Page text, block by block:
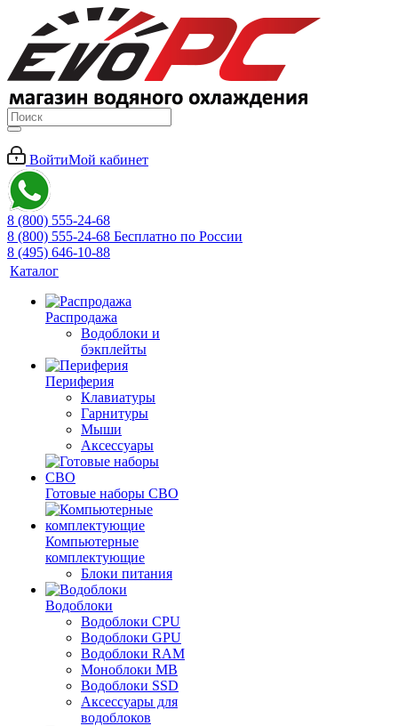
ВойтиМой кабинет
8 (800) 555-24-68
8 (800) 555-24-68 Бесплатно по России
8 (495) 646-10-88
Каталог
Распродажа
Водоблоки и
бэкплейты
Периферия
Клавиатуры
Гарнитуры
Мыши
Аксессуары
Готовые наборы СВО
Компьютерные
комплектующие
Блоки питания
Водоблоки
Водоблоки CPU
Водоблоки GPU
Водоблоки RAM
Моноблоки MB
Водоблоки SSD
Аксессуары для
водоблоков